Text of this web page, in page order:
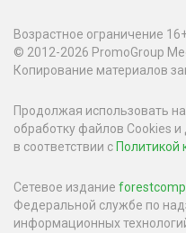
Возрастное ограничение
© 2012-2026 PromoGroup
Копирование материалов
Продолжая использовать
обработку файлов Cookies и
в соответствии с Политикой
Сетевое издание
Федеральной службе по
информационных